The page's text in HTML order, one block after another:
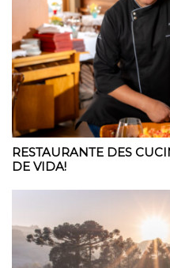
RESTAURANTE DES
DE VIDA!